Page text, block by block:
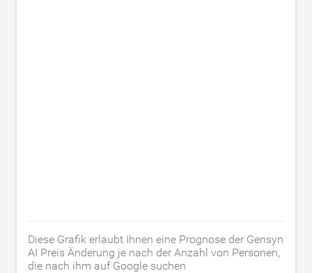
Diese Grafik erlaubt Ihnen eine Prognose der Gensyn
AI Preis Änderung je nach der Anzahl von Personen,
die nach ihm auf Google suchen